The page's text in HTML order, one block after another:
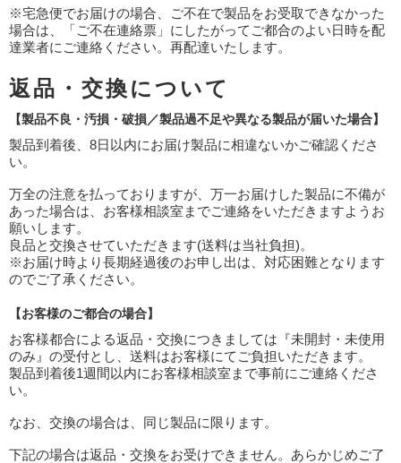
※宅急便でお届けの場合、ご不在で製品をお受取できなかった
場合は、「ご不在連絡票」にしたがってご都合のよい日時を配
達業者にご連絡ください。再配達いたします。
返品・交換について
【製品不良・汚損・破損／製品過不足や異なる製品が届いた場合】
製品到着後、8日以内にお届け製品に相違ないかご確認くださ
い。
万全の注意を払っておりますが、万一お届けした製品に不備が
あった場合は、お客様相談室までご連絡をいただきますようお
願いします。
良品と交換させていただきます(送料は当社負担)。
※お届け時より長期経過後のお申し出は、対応困難となります
のでご了承ください。
【お客様のご都合の場合】
お客様都合による返品・交換につきましては『未開封・未使用
のみ』の受付とし、送料はお客様にてご負担いただきます。
製品到着後1週間以内にお客様相談室まで事前にご連絡くださ
い。
なお、交換の場合は、同じ製品に限ります。
下記の場合は返品・交換をお受けできません。あらかじめご了